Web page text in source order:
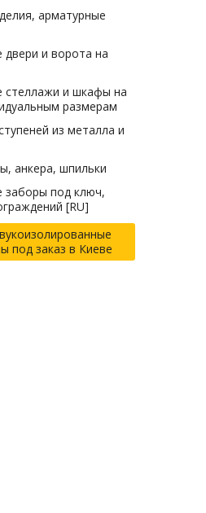
арматурные
двери и ворота на
стеллажи и шкафы на
размерам
из металла и
анкера, шпильки
заборы под ключ,
[RU]
под заказ в Киеве